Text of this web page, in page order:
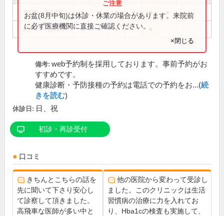
9:00～12:30 ● ● ● ● ●
16:00～19:00 ● ● ●
お盆(8月中旬)は休診・休業の場合があります。来院前
に必ず医療機関に直接ご確認ください。
×閉じる
備考: web予約制を採用しております。事前予約がお
すすめです。
健康診断・予防接種の予約は電話での予約をお...(続
きを読む)
休診日: 日、祝
初診・再診受付
口コミ
きちんとこちらの話を
先に聞いて下さり安心し
て診察して頂きました。
高飛車な医師が多い中と
他の医院から変わって受診し
ました。このクリニックは生活
習慣病の治療に力を入れてお
り、Hba1cの検査も実施して、